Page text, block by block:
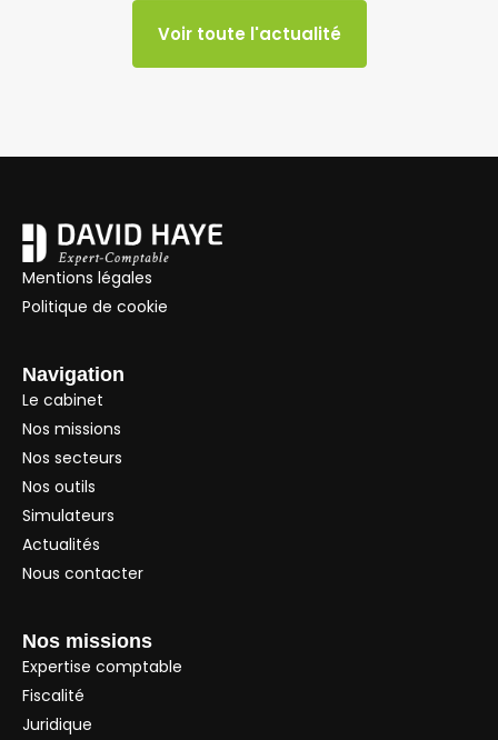
Voir toute l'actualité
Mentions légales
Politique de cookie
Navigation
Le cabinet
Nos missions
Nos secteurs
Nos outils
Simulateurs
Actualités
Nous contacter
Nos missions
Expertise comptable
Fiscalité
Juridique